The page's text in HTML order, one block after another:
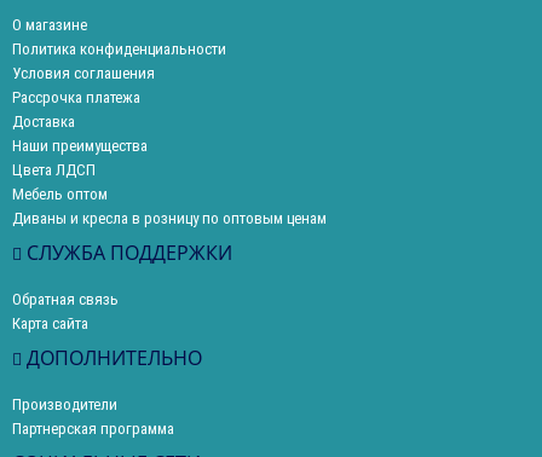
О магазине
Политика конфиденциальности
Условия соглашения
Рассрочка платежа
Доставка
Наши преимущества
Цвета ЛДСП
Мебель оптом
Диваны и кресла в розницу по оптовым ценам
СЛУЖБА ПОДДЕРЖКИ
Обратная связь
Карта сайта
ДОПОЛНИТЕЛЬНО
Производители
Партнерская программа